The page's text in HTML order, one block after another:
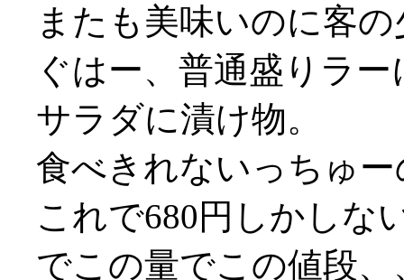
またも美味いのに客
ぐはー、普通盛りラ
サラダに漬け物。
食べきれないっちゅー
これで680円しかしな
でこの量でこの値段、